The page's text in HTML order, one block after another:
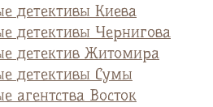
детективы Киева
детективы Чернигова
детектив Житомира
детективы Сумы
агентства Восток